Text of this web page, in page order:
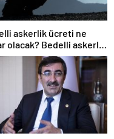
askerlik ücreti ne
olacak? Bedelli askerlik
2024 Temmuz…